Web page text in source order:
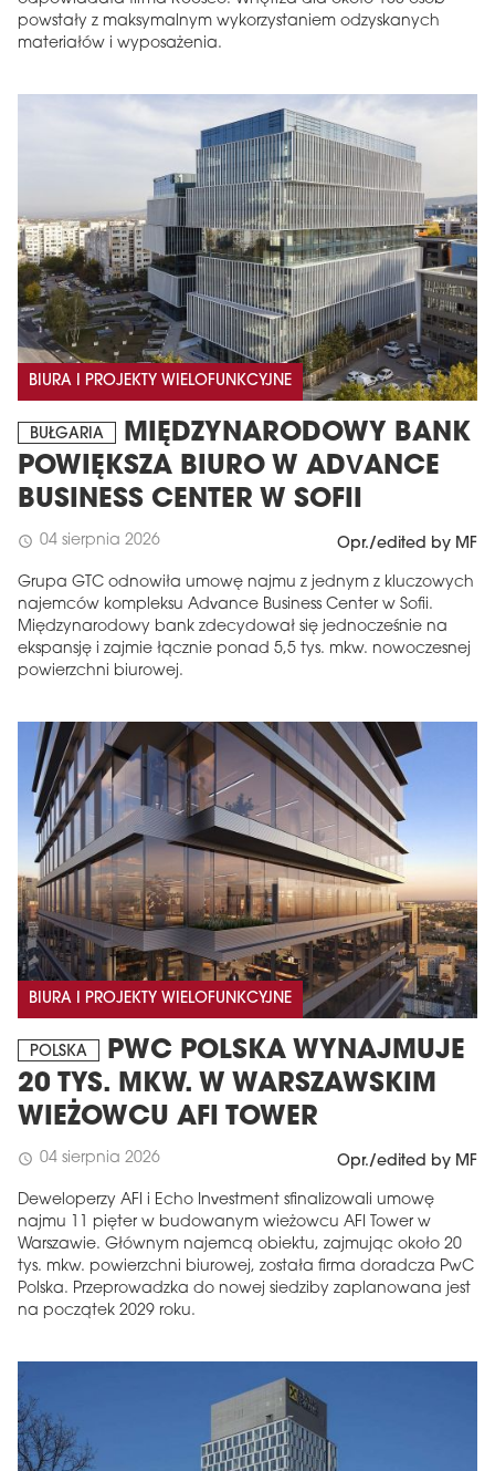
powstały z maksymalnym wykorzystaniem odzyskanych
materiałów i wyposażenia.
BIURA I PROJEKTY WIELOFUNKCYJNE
BUŁGARIA
MIĘDZYNARODOWY BANK
POWIĘKSZA BIURO W ADVANCE
BUSINESS CENTER W SOFII
schedule 04 sierpnia 2026 Opr./edited by MF
Grupa GTC odnowiła umowę najmu z jednym z kluczowych
najemców kompleksu Advance Business Center w Sofii.
Międzynarodowy bank zdecydował się jednocześnie na
ekspansję i zajmie łącznie ponad 5,5 tys. mkw. nowoczesnej
powierzchni biurowej.
BIURA I PROJEKTY WIELOFUNKCYJNE
POLSKA
PWC POLSKA WYNAJMUJE
20 TYS. MKW. W WARSZAWSKIM
WIEŻOWCU AFI TOWER
schedule 04 sierpnia 2026 Opr./edited by MF
Deweloperzy AFI i Echo Investment sfinalizowali umowę
najmu 11 pięter w budowanym wieżowcu AFI Tower w
Warszawie. Głównym najemcą obiektu, zajmując około 20
tys. mkw. powierzchni biurowej, została firma doradcza PwC
Polska. Przeprowadzka do nowej siedziby zaplanowana jest
na początek 2029 roku.